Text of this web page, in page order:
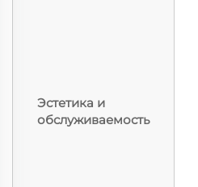
Эстетика и
обслуживаемость